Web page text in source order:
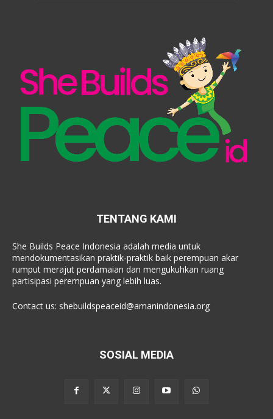
TENTANG KAMI
She Builds Peace Indonesia adalah media untuk
mendokumentasikan praktik-praktik baik perempuan akar
rumput merajut perdamaian dan mengukuhkan ruang
partisipasi perempuan yang lebih luas.
Contact us: shebuildspeaceid@amanindonesia.org
SOSIAL MEDIA